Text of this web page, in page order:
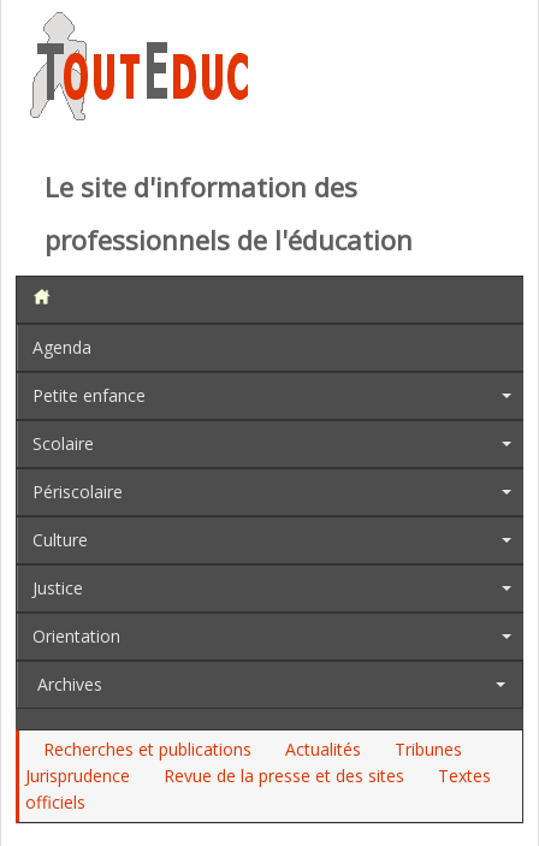
Le site d'information des
professionnels de l'éducation
Agenda
Petite enfance
Scolaire
Périscolaire
Culture
Justice
Orientation
Archives
Recherches et publications Actualités
Tribunes
Jurisprudence
Revue de la presse et des sites
Textes
officiels